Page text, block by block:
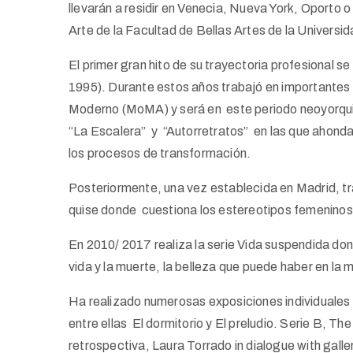
llevarán a residir en Venecia, Nueva York,
Arte de la Facultad de Bellas Artes de la
El primer gran hito de su trayectoria profesional
1995). Durante estos años trabajó en
Moderno (MoMA) y será en este periodo
“La Escalera” y “Autorretratos” en las que
los procesos de transformación.
Posteriormente, una vez establecida en Madrid,
quise donde cuestiona los estereotipos
En 2010/ 2017 realiza la serie Vida suspendida
vida y la muerte, la belleza que puede haber en la
Ha realizado numerosas exposiciones
entre ellas El dormitorio y El preludio. Serie B,
retrospectiva, Laura Torrado in dialogue with